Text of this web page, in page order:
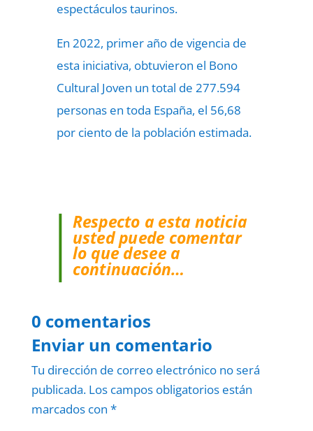
espectáculos taurinos.
En 2022, primer año de vigencia de
esta iniciativa, obtuvieron el Bono
Cultural Joven un total de 277.594
personas en toda España, el 56,68
por ciento de la población estimada.
Respecto a esta noticia
usted puede comentar
lo que desee a
continuación…
0 comentarios
Enviar un comentario
Tu dirección de correo electrónico no será
publicada. Los campos obligatorios están
marcados con *